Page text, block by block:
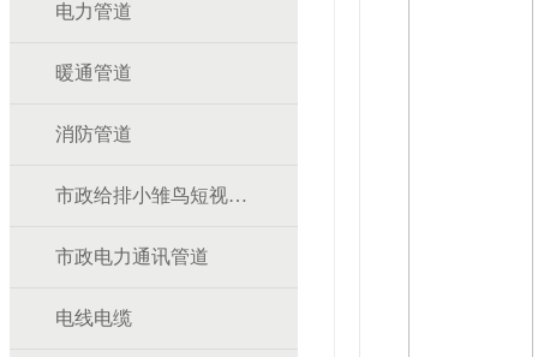
电力管道
暖通管道
消防管道
市政给排小雏鸟短视频道
市政电力通讯管道
电线电缆